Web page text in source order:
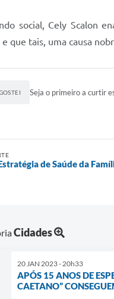
social, Cely Scalon
que tais, uma causa
Seja o primeiro a curtir
de Saúde da
Cidades
20 JAN 2023 - 20h33
APÓS 15 ANOS DE
CAETANO”